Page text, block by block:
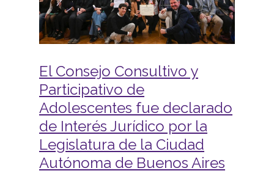
El Consejo Consultivo y
Participativo de
Adolescentes fue declarado
de Interés Jurídico por la
Legislatura de la Ciudad
Autónoma de Buenos Aires